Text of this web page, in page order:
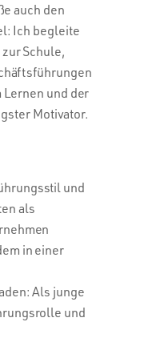
auch den
Ich begleite
Schule,
Lernen und der
Motivator.
und
als
in einer
Als junge
und